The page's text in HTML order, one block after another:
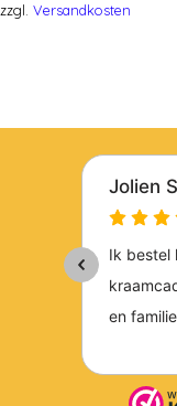
zzgl. Versandkosten